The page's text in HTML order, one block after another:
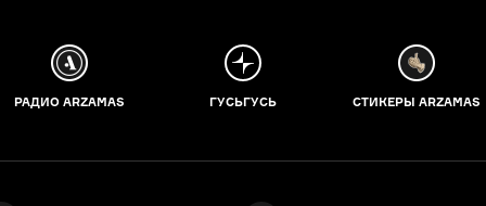
РАДИО ARZAMAS ГУСЬГУСЬ СТИКЕРЫ ARZAMAS